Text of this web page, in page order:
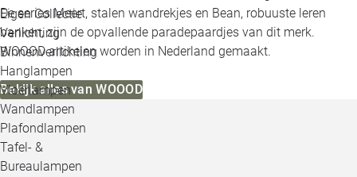
Eigen Collectie
Verlichting
Binnenverlichting
Hanglampen
Vloerlampen
Wandlampen
Plafondlampen
Tafel- &
Bureaulampen
De series Meert, stalen wandrekjes en Bean, robuuste leren
banken, zijn de opvallende paradepaardjes van dit merk.
WOOOD artikelen worden in Nederland gemaakt.
Bekijk alles van WOOOD